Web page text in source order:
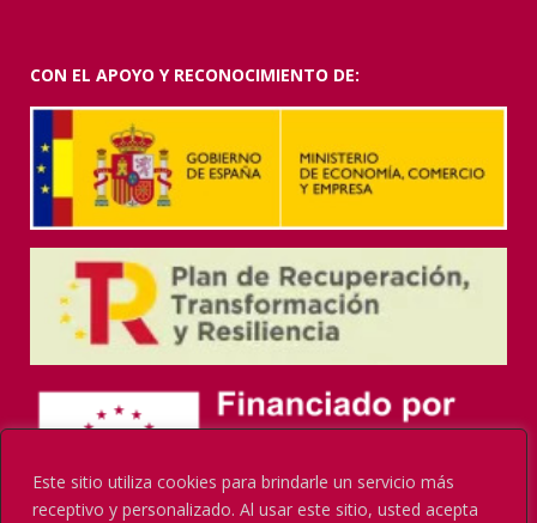
Este sitio utiliza cookies para brindarle un servicio más
receptivo y personalizado. Al usar este sitio, usted acepta
CON EL APOYO Y RECONOCIMIENTO DE: